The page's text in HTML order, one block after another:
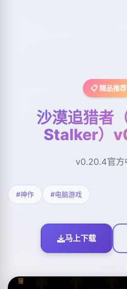
📋 精品推荐
沙漠追猎者
Stalker）
v0.20.4官方
#神作 #电脑游戏
马上下载